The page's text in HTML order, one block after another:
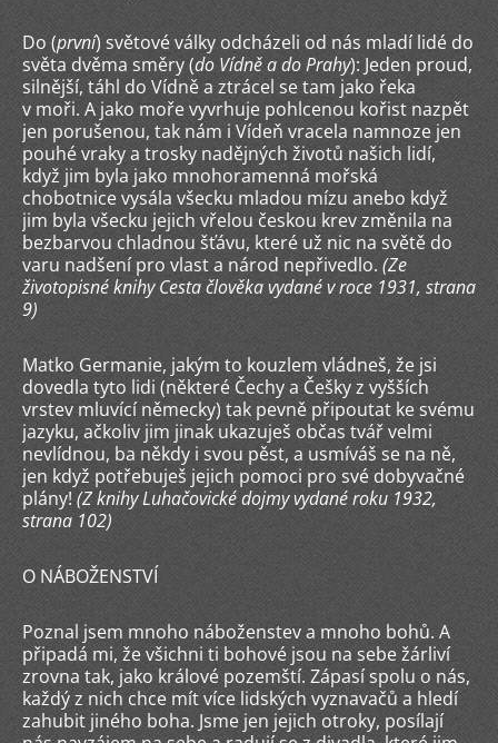
Do (první) světové války odcházeli od nás mladí lidé do
světa dvěma směry (do Vídně a doPrahy): Jeden proud,
silnější, táhl do Vídně a ztrácel se tam jako řeka
v moři. A jako moře vyvrhuje pohlcenou kořist nazpět
jen porušenou, tak nám i Vídeň vracela namnoze jen
pouhé vraky a trosky nadějných životů našich lidí,
když jim byla jako mnohoramenná mořská
chobotnice vysála všecku mladou mízu anebo když
jim byla všecku jejich vřelou českou krev změnila na
bezbarvou chladnou šťávu, které už nic na světě do
varu nadšení pro vlast a národ nepřivedlo. (Ze
životopisné knihy Cesta člověka vydané v roce 1931, strana
9)
Matko Germanie, jakým to kouzlem vládneš, že jsi
dovedla tyto lidi (některé Čechy a Češky z vyšších
vrstev mluvící německy) tak pevně připoutat ke svému
jazyku, ačkoliv jim jinak ukazuješ občas tvář velmi
nevlídnou, ba někdy i svou pěst, a usmíváš se na ně,
jen když potřebuješ jejich pomoci pro své dobyvačné
plány! (Z knihy Luhačovické dojmy vydané roku 1932,
strana 102)
O NÁBOŽENSTVÍ
Poznal jsem mnoho náboženstev a mnoho bohů. A
připadá mi, že všichni ti bohové jsou na sebe žárliví
zrovna tak, jako králové pozemští. Zápasí spolu o nás,
každý z nich chce mít více lidských vyznavačů a hledí
zahubit jiného boha. Jsme jen jejich otroky, posílají